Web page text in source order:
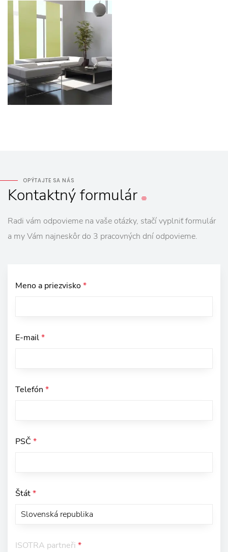
OPÝTAJTE SA NÁS
Kontaktnýformulár
Radi vám odpovieme na vaše otázky, stačí vyplniť formulár
a my Vám najneskôr do 3 pracovných dní odpovieme.
Meno a priezvisko*
E-mail*
Telefón *
PSČ *
Štát*
ISOTRA partneři *